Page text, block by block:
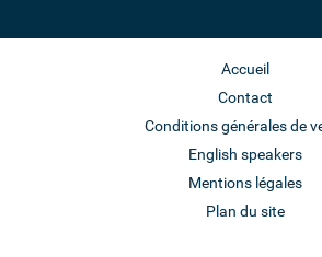
Accueil
Contact
Conditions générales de
English speakers
Mentions légales
Plan du site